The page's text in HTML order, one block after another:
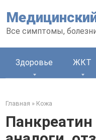
Все симптомы,
Здоровье ЖКТ
Главная » Кожа